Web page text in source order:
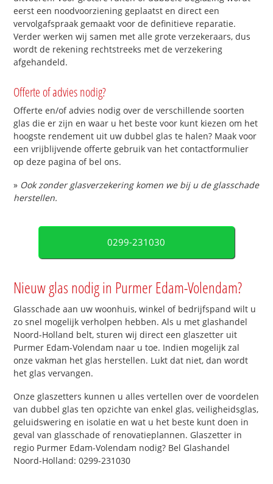
eerst een noodvoorziening geplaatst en direct een
vervolgafspraak gemaakt voor de definitieve reparatie.
Verder werken wij samen met alle grote verzekeraars, dus
wordt de rekening rechtstreeks met de verzekering
afgehandeld.
Offerte of advies nodig?
Offerte en/of advies nodig over de verschillende soorten
glas die er zijn en waar u het beste voor kunt kiezen om het
hoogste rendement uit uw dubbel glas te halen? Maak voor
een vrijblijvende offerte gebruik van het contactformulier
op deze pagina of bel ons.
» Ook zonder glasverzekering komen we bij u de glasschade
herstellen.
0299-231030
Nieuw glas nodig in Purmer Edam-Volendam?
Glasschade aan uw woonhuis, winkel of bedrijfspand wilt u
zo snel mogelijk verholpen hebben. Als u met glashandel
Noord-Holland belt, sturen wij direct een glaszetter uit
Purmer Edam-Volendam naar u toe. Indien mogelijk zal
onze vakman het glas herstellen. Lukt dat niet, dan wordt
het glas vervangen.
Onze glaszetters kunnen u alles vertellen over de voordelen
van dubbel glas ten opzichte van enkel glas, veiligheidsglas,
geluidswering en isolatie en wat u het beste kunt doen in
geval van glasschade of renovatieplannen. Glaszetter in
regio Purmer Edam-Volendam nodig? Bel Glashandel
Noord-Holland: 0299-231030